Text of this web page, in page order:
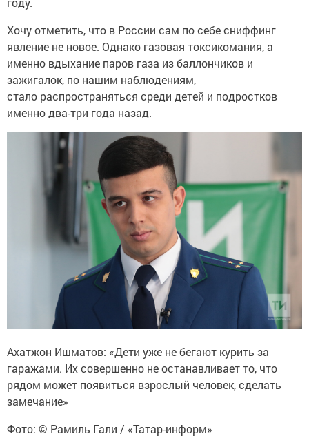
Хочу отметить, что в России сам по себе сниффинг
явление не новое. Однако газовая токсикомания, а
именно вдыхание паров газа из баллончиков и
зажигалок, по нашим наблюдениям,
стало распространяться среди детей и подростков
именно два-три года назад.
Ахатжон Ишматов: «Дети уже не бегают курить за
гаражами. Их совершенно не останавливает то, что
рядом может появиться взрослый человек, сделать
замечание»
Фото: © Рамиль Гали / «Татар-информ»